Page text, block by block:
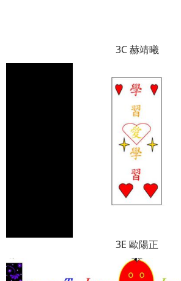
3C 赫靖曦
3E 歐陽正